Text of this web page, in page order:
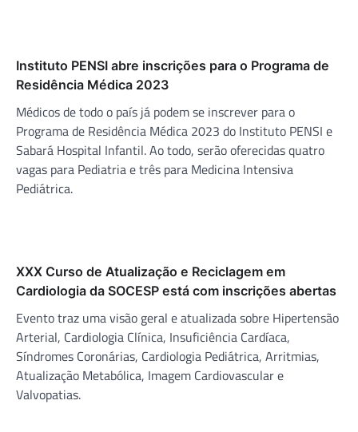
Instituto PENSI abre inscrições para o Programa de
Residência Médica 2023
Médicos de todo o país já podem se inscrever para o
Programa de Residência Médica 2023 do Instituto PENSI e
Sabará Hospital Infantil. Ao todo, serão oferecidas quatro
vagas para Pediatria e três para Medicina Intensiva
Pediátrica.
XXX Curso de Atualização e Reciclagem em
Cardiologia da SOCESP está com inscrições abertas
Evento traz uma visão geral e atualizada sobre Hipertensão
Arterial, Cardiologia Clínica, Insuficiência Cardíaca,
Síndromes Coronárias, Cardiologia Pediátrica, Arritmias,
Atualização Metabólica, Imagem Cardiovascular e
Valvopatias.